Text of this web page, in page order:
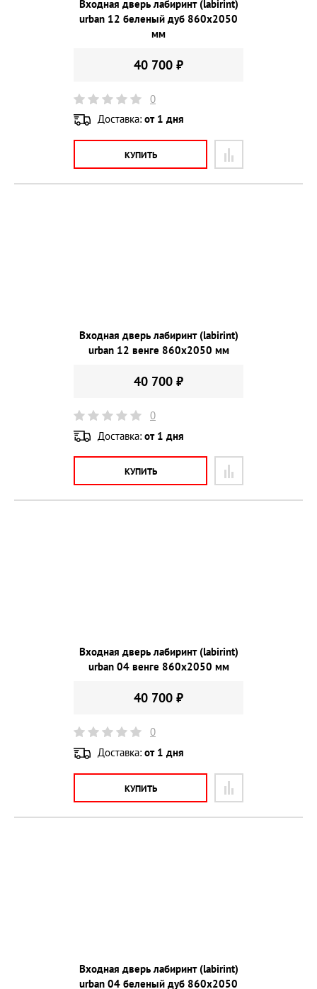
Входная дверь лабиринт (labirint)
urban 12 беленый дуб 860х2050
мм
40 700 ₽
0
Доставка: от 1 дня
КУПИТЬ
Входная дверь лабиринт (labirint)
urban 12 венге 860х2050 мм
40 700 ₽
0
Доставка: от 1 дня
КУПИТЬ
Входная дверь лабиринт (labirint)
urban 04 венге 860х2050 мм
40 700 ₽
0
Доставка: от 1 дня
КУПИТЬ
Входная дверь лабиринт (labirint)
urban 04 беленый дуб 860х2050